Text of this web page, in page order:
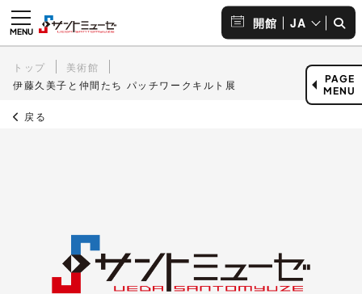
開館 JA
トップ
美術館
伊藤久美子と仲間たち パッチワークキルト展
戻る
PAGE
MENU